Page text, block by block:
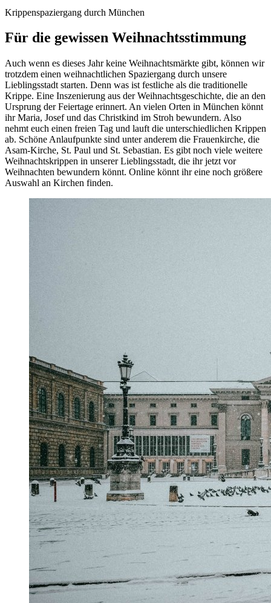
Krippenspaziergang durch München
Für die gewissen Weihnachtsstimmung
Auch wenn es dieses Jahr keine Weihnachtsmärkte gibt, können wir
trotzdem einen weihnachtlichen Spaziergang durch unsere
Lieblingsstadt starten. Denn was ist festliche als die traditionelle
Krippe. Eine Inszenierung aus der Weihnachtsgeschichte, die an den
Ursprung der Feiertage erinnert. An vielen Orten in München könnt
ihrMaria, Josefund das Christkind im Stroh bewundern. Also
nehmt euch einen freien Tag und lauft die unterschiedlichen Krippen
ab. Schöne Anlaufpunkte sind unter anderem die Frauenkirche, die
Asam-Kirche, St. Paul und St. Sebastian. Es gibt noch viele weitere
Weihnachtskrippen in unserer Lieblingsstadt, die ihr jetzt vor
Weihnachten bewundern könnt. Online könnt ihr eine noch größere
Auswahl an Kirchen finden.